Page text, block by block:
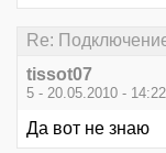
Re:
tissot07
5 - 20.05.2010 - 14:22
Да вот не знаю